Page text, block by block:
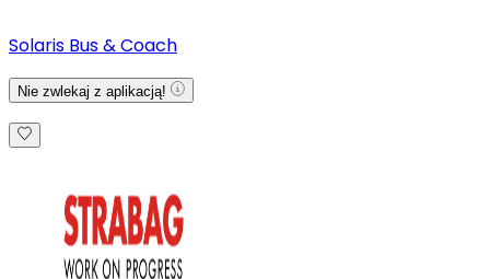
Solaris Bus & Coach
Nie zwlekaj z aplikacją!